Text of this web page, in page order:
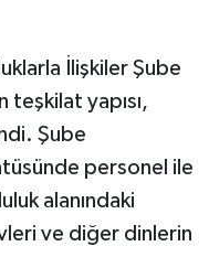
İlişkiler Şube
yapısı,
Şube
personel ile
alanındaki
ve diğer dinlerin